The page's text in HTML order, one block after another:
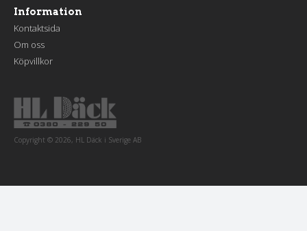
Information
Kontaktsida
Om oss
Köpvillkor
Copyright © 2026, HL Däck i Sverige AB